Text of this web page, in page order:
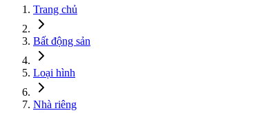
Trang chủ
Bất động sản
Loại hình
Nhà riêng